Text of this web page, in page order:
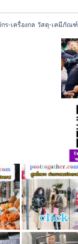
กร-เครื่องกล วัสดุ-เคมีภัณฑ์